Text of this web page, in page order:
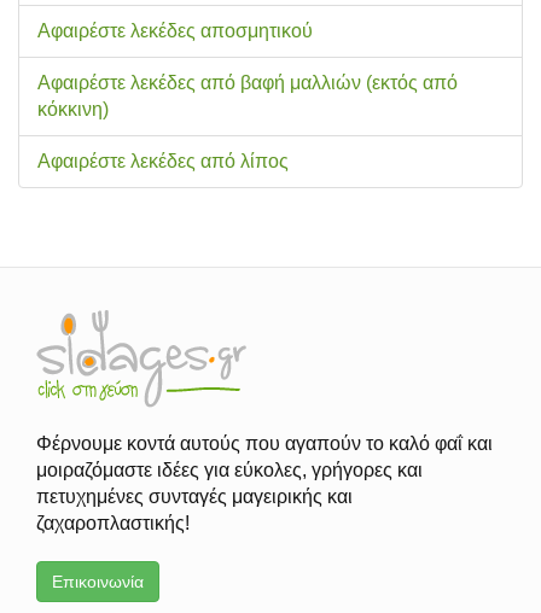
Αφαιρέστε λεκέδες αποσμητικού
Αφαιρέστε λεκέδες από βαφή μαλλιών (εκτός από
κόκκινη)
Αφαιρέστε λεκέδες από λίπος
Φέρνουμε κοντά αυτούς που αγαπούν το καλό φαΐ και
μοιραζόμαστε ιδέες για εύκολες, γρήγορες και
πετυχημένες συνταγές μαγειρικής και
ζαχαροπλαστικής!
Επικοινωνία